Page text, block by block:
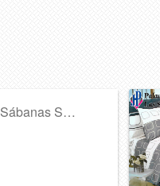
Juego de Sábanas Sensuit Supreme Circulo...